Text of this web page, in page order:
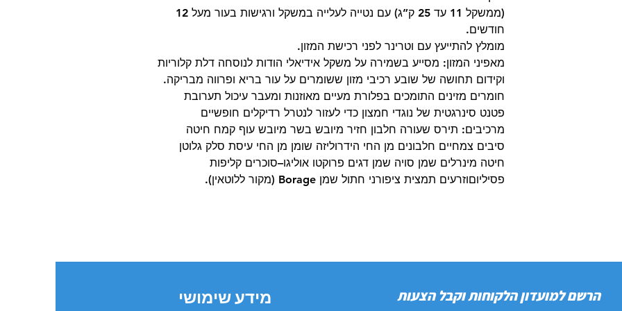
(ממשקל 11 עד 25 ק”ג) עם נטייה לעלייה במשקל ורגישות בעור מעל 12
חודשים.
מומלץ להתייעץ עם וטרינר לפני רכישת המזון.
מאפיני המזון: מסייע בשמירה על משקל אידיאלי הודות לנוסחה דלת קלוריות
וקידום תחושה של שובע רכיבי מזון ששומרים על עור בריא ופרווה מבריקה.
חומרים מזינים התומכים בפלורת מעיים מאוזנות ומעבר עיכול תערובת
פטנט סינרגטית של נוגדי חמצון כדי לעזור לנטרל רדיקלים חופשיים
מרכיבים: תירס שעורה חלבון חזיר מיובש בשר מיובש עוף קמח חיטה
סיבים צמחיים חלבונים מן החי הידרוליזה שומן מן החי עיסת סלק גלוטן
חיטה מינרלים שמן סויה שמן דגים פרוקטו אוליגו–סוכרים קליפות
פסיליוםוזרעים תמצית ציפורני חתול שמן Borage (מקור ללוטאין).
מידע שימושי
הרשם למועדון הלקוחות וקבל הצעות